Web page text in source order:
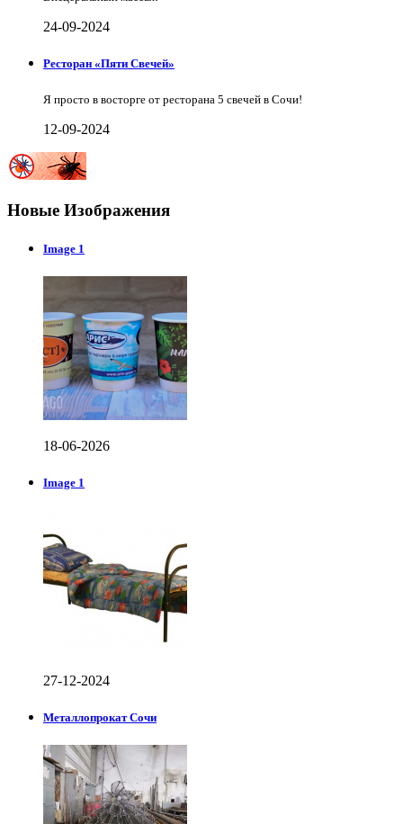
24-09-2024
Ресторан «Пяти Свечей»
Я просто в восторге от ресторана 5 свечей в Сочи!
12-09-2024
Новые Изображения
Image 1
18-06-2026
Image 1
27-12-2024
Металлопрокат Сочи